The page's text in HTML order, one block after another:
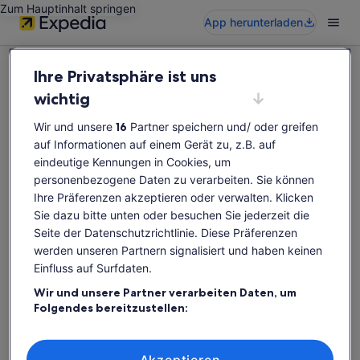
Zum Hauptinhalt springen
App herunterladen
Diese Aktivität ist leider nicht verfügbar
Bitte suche erneut nach Aktivitäten.
Erneut suchen
Ihre Privatsphäre ist uns
wichtig
Wir und unsere 16 Partner speichern und/ oder greifen
auf Informationen auf einem Gerät zu, z.B. auf
eindeutige Kennungen in Cookies, um
personenbezogene Daten zu verarbeiten. Sie können
Ihre Präferenzen akzeptieren oder verwalten. Klicken
Sie dazu bitte unten oder besuchen Sie jederzeit die
Seite der Datenschutzrichtlinie. Diese Präferenzen
werden unseren Partnern signalisiert und haben keinen
Einfluss auf Surfdaten.
Wir und unsere Partner verarbeiten Daten, um
Folgendes bereitzustellen:
Identifikation aktiv abfragen. Speichern von oder Zugriff auf